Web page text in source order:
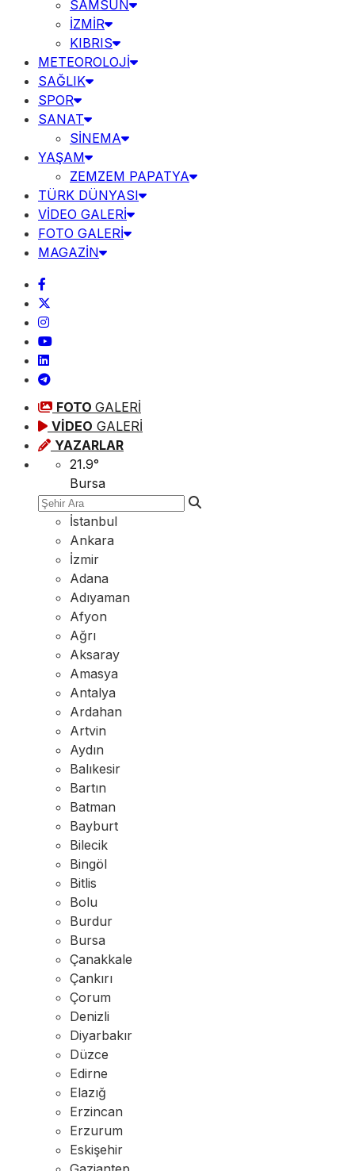
SAMSUN
İZMİR
KIBRIS
METEOROLOJİ
SAĞLIK
SPOR
SANAT
SİNEMA
YAŞAM
ZEMZEM PAPATYA
TÜRK DÜNYASI
VİDEO GALERİ
FOTO GALERİ
MAGAZİN
FOTO GALERİ
VİDEO GALERİ
YAZARLAR
21.9°
Bursa
İstanbul
Ankara
İzmir
Adana
Adıyaman
Afyon
Ağrı
Aksaray
Amasya
Antalya
Ardahan
Artvin
Aydın
Balıkesir
Bartın
Batman
Bayburt
Bilecik
Bingöl
Bitlis
Bolu
Burdur
Bursa
Çanakkale
Çankırı
Çorum
Denizli
Diyarbakır
Düzce
Edirne
Elazığ
Erzincan
Erzurum
Eskişehir